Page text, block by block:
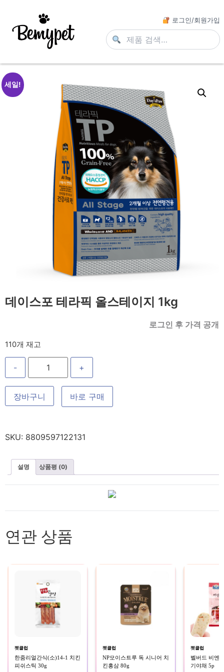
로그인/회원가입
세일!
데이스포 테라픽 올스테이지 1kg
로그인 후 가격 공개
110개 재고
- +
장바구니 바로 구매
SKU: 8809597122131
설명 상품평 (0)
연관 상품
펫클럽
한줌리얼간식(소)14-1 치킨
피쉬스틱 30g
펫클럽
NP모이스트루 독 시니어 치
킨홍삼 80g
펫클럽
벨버드 비엔
기야채 5p